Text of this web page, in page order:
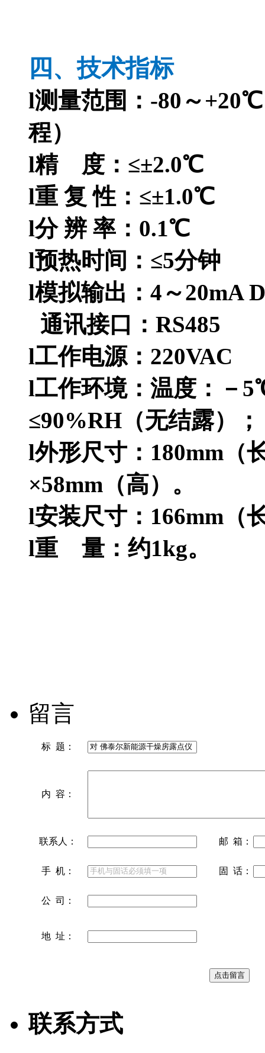
四、技术指标
l测量范围：-80～
程）
l精 度：≤±2.0℃
l重 复 性：≤±1.0℃
l分 辨 率：0.1℃
l预热时间：≤5分钟
l模拟输出：4～20mA
通讯接口： RS485
l工作电源：220VAC
l工作环境：温度：－
≤90%RH（无结露）；
l外形尺寸： 180mm（
×58mm（高）。
l安装尺寸： 166mm（
l重 量：约1kg。
留言
标 题：
内 容：
联系人： 邮 箱：
手 机： 固 话：
公 司：
地 址：
联系方式